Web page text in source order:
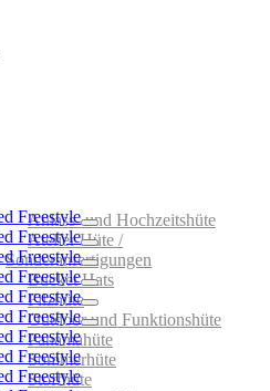
Anlass- und Hochzeitshüte
Atelier Hüte /
Sonderanfertigungen
Bucket Hats
Filzhüte
Outdoor und Funktionshüte
Panamahüte
Sommerhüte
Stoffhüte